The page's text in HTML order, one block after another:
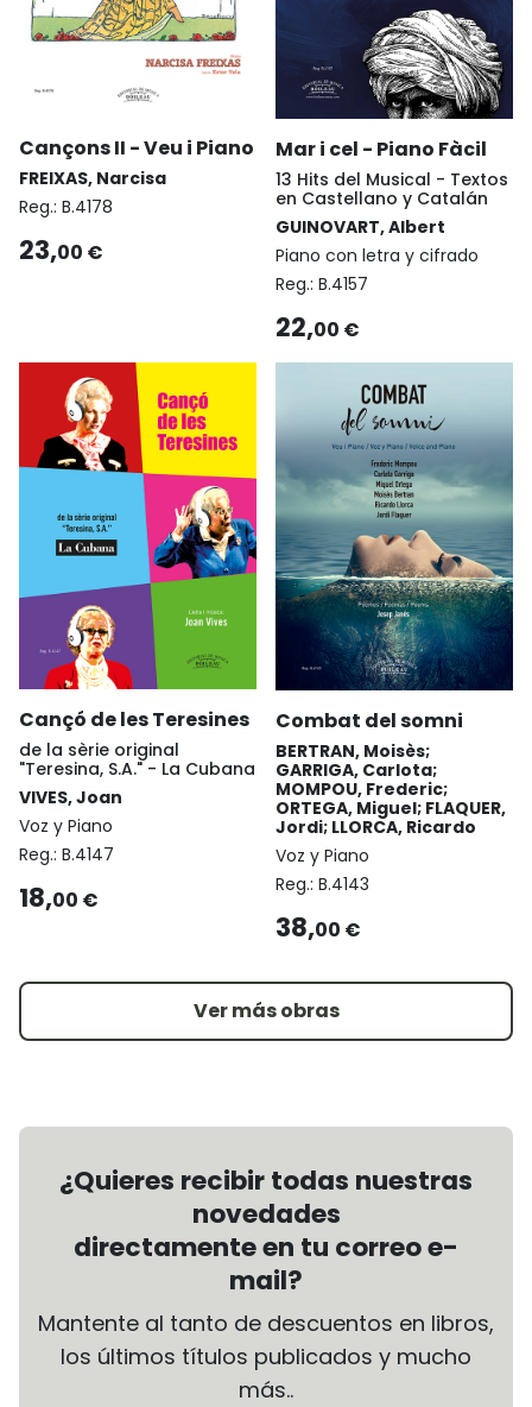
Cançons II - Veu i Piano
FREIXAS, Narcisa
Reg.: B.4178
23,00 €
Mar i cel - Piano Fàcil
13 Hits del Musical - Textos
en Castellano y Catalán
GUINOVART, Albert
Piano con letra y cifrado
Reg.: B.4157
22,00 €
Cançó de les Teresines
de la sèrie original
"Teresina, S.A." - La Cubana
VIVES, Joan
Voz y Piano
Reg.: B.4147
18,00 €
Combat del somni
BERTRAN, Moisès;
GARRIGA, Carlota;
MOMPOU, Frederic;
ORTEGA, Miguel; FLAQUER,
Jordi; LLORCA, Ricardo
Voz y Piano
Reg.: B.4143
38,00 €
Ver más obras
¿Quieres recibir todas nuestras
novedades
directamente en tu correo e-
mail?
Mantente al tanto de descuentos en libros,
los últimos títulos publicados y mucho
más..